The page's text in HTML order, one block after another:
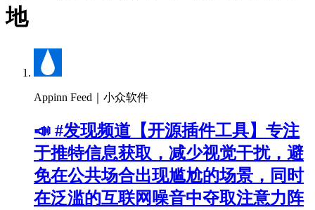
地
Appinn Feed｜小众软件
📣 #发现频道【开源插件工具】专注
于推特信息获取，减少视觉干扰，避
免在公共场合出现尴尬的场景，同时
在泛滥的互联网噪音中夺取注意力阵